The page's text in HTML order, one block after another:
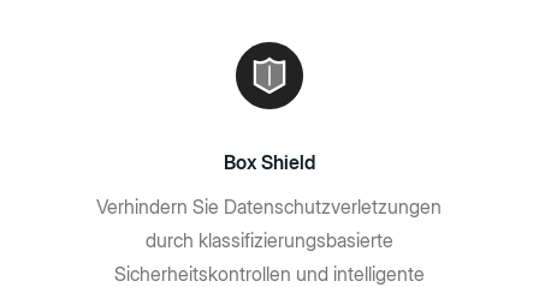
Box Shield
Verhindern Sie Datenschutzverletzungen
durch klassifizierungsbasierte
Sicherheitskontrollen und intelligente